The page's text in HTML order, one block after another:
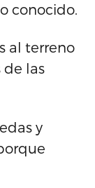
conocido.
al terreno
de las
y